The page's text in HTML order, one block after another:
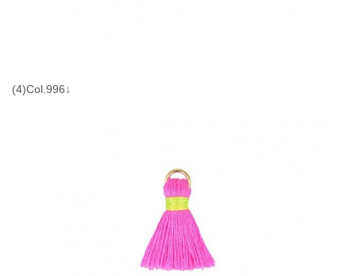
(4)Col.996↓